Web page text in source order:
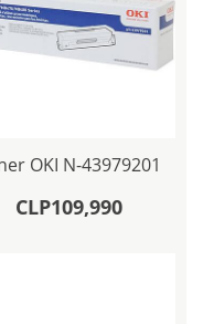
OKI N-43979201
CLP109,990